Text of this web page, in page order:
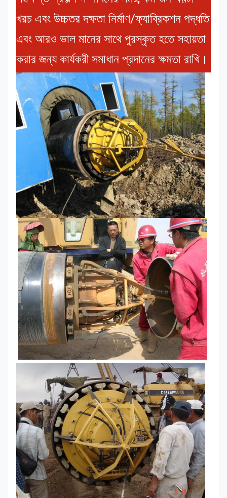
খরচ এবং উচ্চতর দক্ষতা নির্মাণ/ফ্যাব্রিকশন পদ্ধতি
এবং আরও ভাল মানের সাথে পুরস্কৃত হতে সহায়তা
করার জন্য কার্যকরী সমাধান প্রদানের ক্ষমতা রাখি।